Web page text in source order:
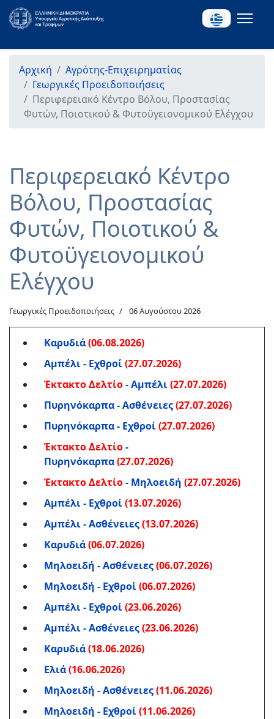
Αρχική
Αγρότης-Επιχειρηματίας
Γεωργικές Προειδοποιήσεις
Περιφερειακό Κέντρο Βόλου, Προστασίας
Φυτών, Ποιοτικού & Φυτοϋγειονομικού Ελέγχου
Περιφερειακό Κέντρο
Βόλου, Προστασίας
Φυτών, Ποιοτικού &
Φυτοϋγειονομικού
Ελέγχου
Γεωργικές Προειδοποιήσεις 06 Αυγούστου 2026
Καρυδιά(06.08.2026)
Αμπέλι - Εχθροί(27.07.2026)
Έκτακτο Δελτίο- Αμπέλι(27.07.2026)
Πυρηνόκαρπα - Ασθένειες(27.07.2026)
Πυρηνόκαρπα - Εχθροί(27.07.2026)
Έκτακτο Δελτίο-
Πυρηνόκαρπα(27.07.2026)
Έκτακτο Δελτίο- Μηλοειδή (27.07.2026)
Αμπέλι - Εχθροί(13.07.2026)
Αμπέλι - Ασθένειες(13.07.2026)
Καρυδιά(06.07.2026)
Μηλοειδή - Ασθένειες(06.07.2026)
Μηλοειδή - Εχθροί(06.07.2026)
Αμπέλι - Εχθροί(23.06.2026)
Αμπέλι - Ασθένειες(23.06.2026)
Καρυδιά(18.06.2026)
Ελιά(16.06.2026)
Μηλοειδή - Ασθένειες(11.06.2026)
Μηλοειδή - Εχθροί(11.06.2026)